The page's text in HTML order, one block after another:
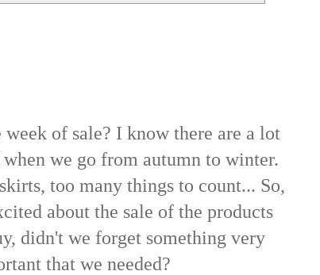
week of sale? I know there are a lot
we go from autumn to winter.
too many things to count... So,
about the sale of the products
didn't we forget something very
that we needed?